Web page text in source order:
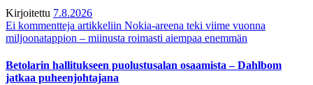
Kirjoitettu 7.8.2026
Ei kommentteja artikkeliin Nokia-areena teki viime vuonna
miljoonatappion – miinusta roimasti aiempaa enemmän
Betolarin hallitukseen puolustusalan osaamista – Dahlbom
jatkaa puheenjohtajana